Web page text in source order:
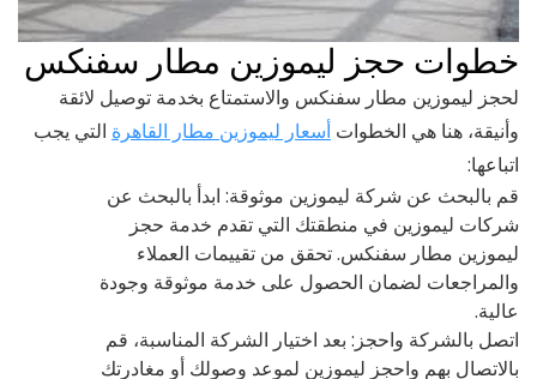
خطوات حجز ليموزين مطار سفنكس
لحجز ليموزين مطار سفنكس والاستمتاع بخدمة توصيل لائقة
وأنيقة، هنا هي الخطوات أسعار ليموزين مطار القاهرة التي يجب
اتباعها:
قم بالبحث عن شركة ليموزين موثوقة: ابدأ بالبحث عن
شركات ليموزين في منطقتك التي تقدم خدمة حجز
ليموزين مطار سفنكس. تحقق من تقييمات العملاء
والمراجعات لضمان الحصول على خدمة موثوقة وجودة
عالية.
اتصل بالشركة واحجز: بعد اختيار الشركة المناسبة، قم
بالاتصال بهم واحجز ليموزين لموعد وصولك أو مغادرتك